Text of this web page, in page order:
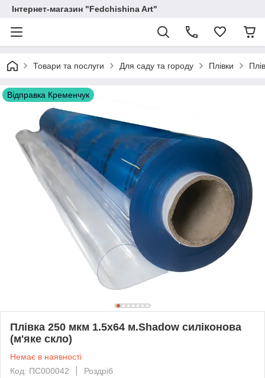
Інтернет-магазин "Fedchishina Art"
Товари та послуги Для саду та городу Плівки
Відправка Кременчук
Плівка 250 мкм 1.5х64 м.Shadow силіконова
(м'яке скло)
Немає в наявності
Код: ПС000042
Роздріб